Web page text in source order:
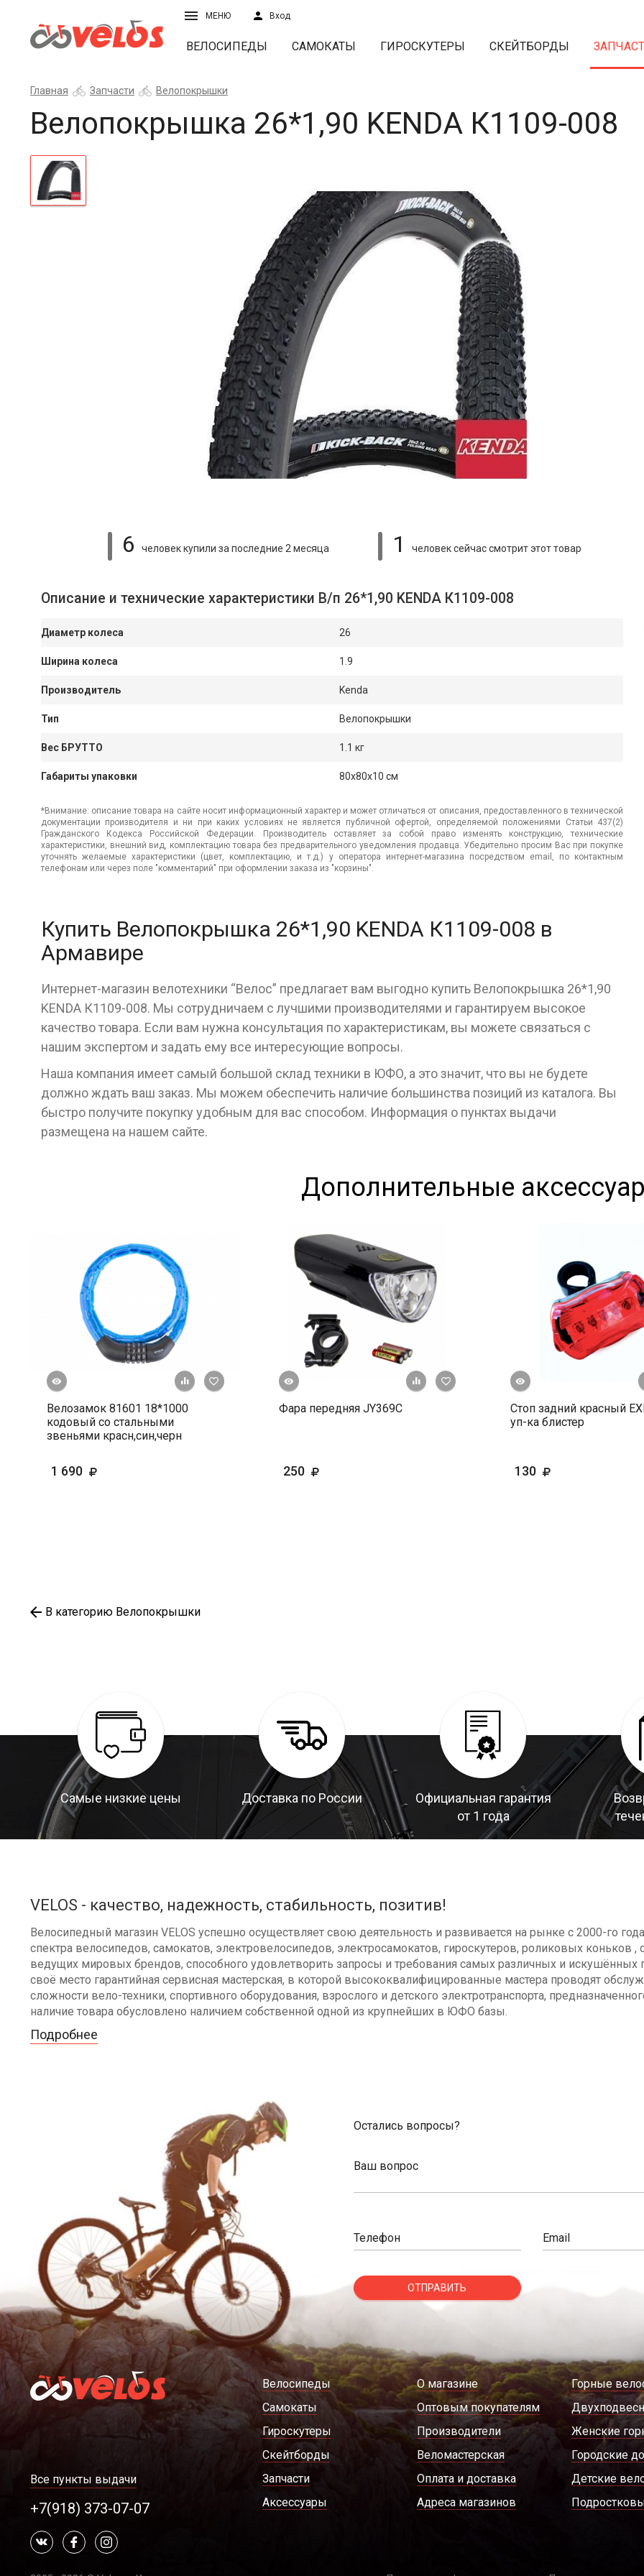
МЕНЮ Вход
ВЕЛОСИПЕДЫ САМОКАТЫ ГИРОСКУТЕРЫ СКЕЙТБОРДЫ
Главная Запчасти Велопокрышки
Велопокрышка 26*1,90 KENDA К1109-008
6 человек купили за последние 2 месяца 1 человек сейчас смотритэтот товар
Описание и технические характеристики В/п 26*1,90 KENDA К1109-008
Диаметр колеса 26
Ширина колеса 1.9
Производитель Kenda
Тип Велопокрышки
Вес БРУТТО 1.1 кг
Габариты упаковки 80x80x10 см
*Внимание: описание товара на сайте носит информационный характер и может отличаться от описания, предоставленного в технической
документации производителя и ни при каких условиях не является публичной офертой, определяемой положениями Статьи 437(2)
Гражданского Кодекса Российской Федерации. Производитель оставляет за собой право изменять конструкцию, технические
характеристики, внешний вид, комплектацию товара без предварительного уведомления продавца. Убедительно просим Вас при покупке
уточнять желаемые характеристики (цвет, комплектацию, и т.д.) у оператора интернет-магазина посредством email, по контактным
телефонам или через поле "комментарий" при оформлении заказа из "корзины".
Купить Велопокрышка 26*1,90 KENDA К1109-008 в
Армавире
Интернет-магазин велотехники “Велос” предлагает вам выгодно купить Велопокрышка 26*1,90
KENDA К1109-008. Мы сотрудничаем с лучшими производителями и гарантируем высокое
качество товара. Если вам нужна консультация по характеристикам, вы можете связаться с
нашим экспертом и задать ему все интересующие вопросы.
Наша компания имеет самый большой склад техники в ЮФО, а это значит, что вы не будете
должно ждать ваш заказ. Мы можем обеспечить наличие большинства позиций из каталога. Вы
быстро получите покупку удобным для вас способом. Информация о пунктах выдачи
размещена на нашем сайте.
Дополнительные
+ К сравнению
В избранное
Велозамок 81601 18*1000
кодовый со стальными
звеньями красн,син,черн
1 690
+ К сравнению
В избранное
Быстрый просмотр
Фара передняя JY369C
250
Быстрый просмотр
Стоп задний красный
уп-ка блистер
130
В категорию Велопокрышки
Самые низкие цены Доставка по России
Официальная гарантия
от 1 года
VELOS - качество, надежность, стабильность, позитив!
Велосипедный магазин VELOS успешно осуществляет свою деятельность и развивается на рынке с 2000-го
спектра велосипедов, самокатов, электровелосипедов, электросамокатов, гироскутеров, роликовых коньков ,
ведущих мировых брендов, способного удовлетворить запросы и требования самых различных и искушённых
своё место гарантийная сервисная мастерская, в которой высококвалифицированные мастера проводят
сложности вело-техники, спортивного оборудования, взрослого и детского электротранспорта,
наличие товара обусловлено наличием собственной одной из крупнейших в ЮФО базы.
Подробнее
Остались вопросы?
Ваш вопрос
Телефон Email
ОТПРАВИТЬ
Все пункты выдачи
+7(918) 373-07-07
Велосипеды
Самокаты
Гироскутеры
Скейтборды
Запчасти
Аксессуары
О магазине
Оптовым покупателям
Производители
Веломастерская
Оплата и доставка
Адреса магазинов
Горные
Женские
Городские
Детские